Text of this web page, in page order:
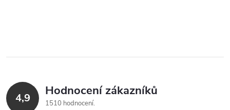
4,9 Hodnocení zákazníků
1510 hodnocení